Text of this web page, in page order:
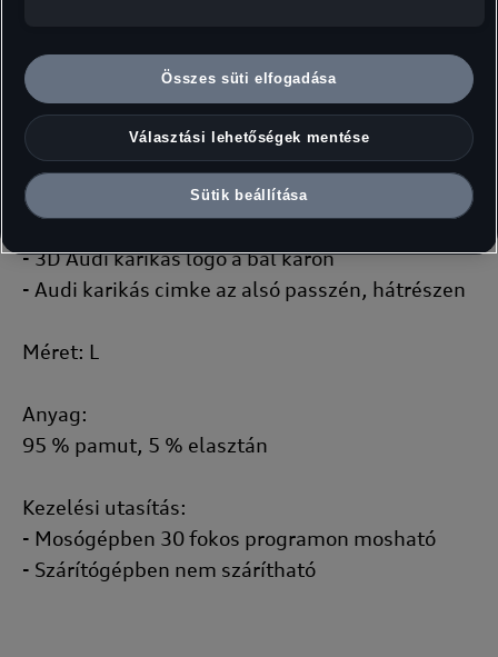
- Rövid ujjú teniszpóló modern szabással
- Bordázott kötésű gallér és passzé
- Előrehozott váll- és ujjvarrás
Márkajelzés:
- Audi karikás címke a nyakrésznél
- 3D Audi karikás logó a bal karon
- Audi karikás cimke az alsó passzén, hátrészen
Méret: L
Anyag:
95 % pamut, 5 % elasztán
Kezelési utasítás:
- Mosógépben 30 fokos programon mosható
- Szárítógépben nem szárítható
Összes süti elfogadása
Választási lehetőségek mentése
Sütik beállítása